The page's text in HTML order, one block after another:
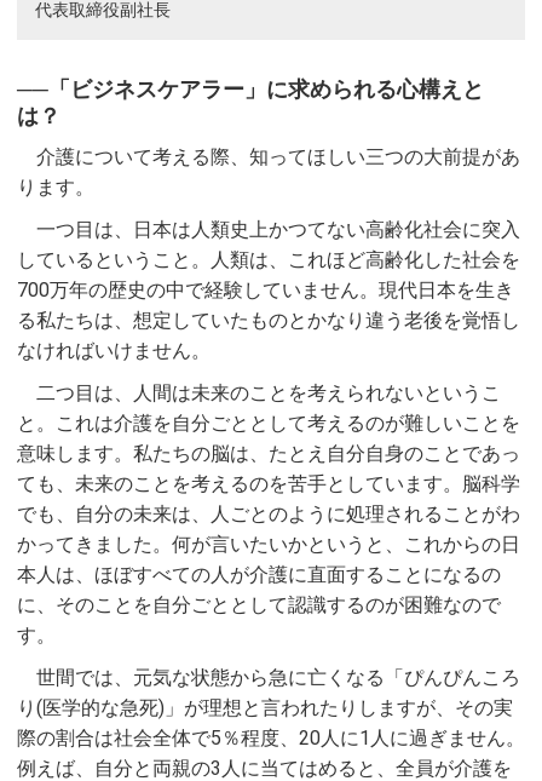
代表取締役副社長
──「ビジネスケアラー」に求められる心構えと
は？
介護について考える際、知ってほしい三つの大前提があ
ります。
一つ目は、日本は人類史上かつてない高齢化社会に突入
しているということ。人類は、これほど高齢化した社会を
700万年の歴史の中で経験していません。現代日本を生き
る私たちは、想定していたものとかなり違う老後を覚悟し
なければいけません。
二つ目は、人間は未来のことを考えられないというこ
と。これは介護を自分ごととして考えるのが難しいことを
意味します。私たちの脳は、たとえ自分自身のことであっ
ても、未来のことを考えるのを苦手としています。脳科学
でも、自分の未来は、人ごとのように処理されることがわ
かってきました。何が言いたいかというと、これからの日
本人は、ほぼすべての人が介護に直面することになるの
に、そのことを自分ごととして認識するのが困難なので
す。
世間では、元気な状態から急に亡くなる「ぴんぴんころ
り(医学的な急死)」が理想と言われたりしますが、その実
際の割合は社会全体で5％程度、20人に1人に過ぎません。
例えば、自分と両親の3人に当てはめると、全員が介護を